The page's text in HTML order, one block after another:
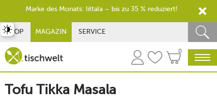
SHOP MAGAZIN SERVICE
0
Tofu Tikka Masala
umschalten
Marke des Monats: Iittala – bis zu 35 % reduziert!